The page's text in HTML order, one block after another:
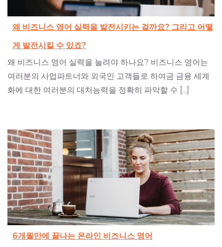
왜 비즈니스 영어 실력을 발전시키는 걸까요? 그리고 어떻
게 발전시킬 수 있죠?
왜 비즈니스 영어 실력을 늘려야 하나요? 비즈니스 영어는
여러분의 사업파트너와 외국인 고객들로 하여금 금융 세계
화에 대한 여러분의 대처능력을 정확히 파악할 수 [...]
6개월만에 끝나는 온라인 비즈니스 영어